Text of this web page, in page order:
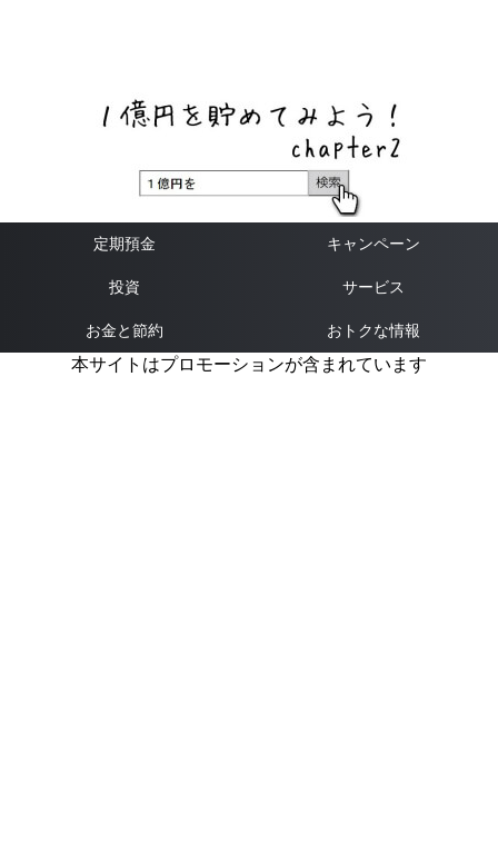
定期預金 キャンペーン
投資 サービス
お金と節約 おトクな情報
本サイトはプロモーションが含まれています